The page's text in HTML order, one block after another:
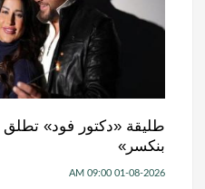
طليقة «دكتور فود» تطلق
بنكسر»
01-08-2026 09:00 AM